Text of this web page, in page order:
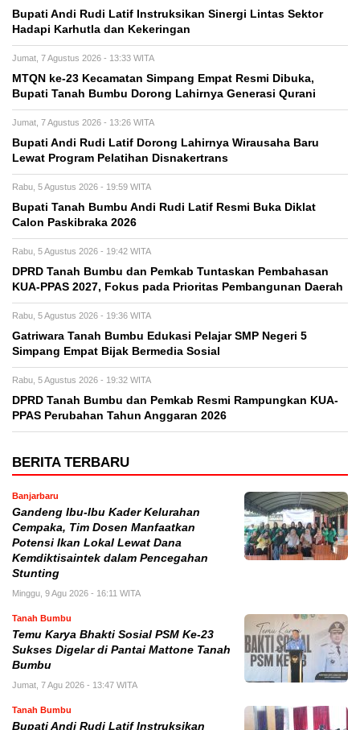
Bupati Andi Rudi Latif Instruksikan Sinergi Lintas Sektor
Hadapi Karhutla dan Kekeringan
Jumat, 7 Agustus 2026 - 13:33 WITA
MTQN ke-23 Kecamatan Simpang Empat Resmi Dibuka,
Bupati Tanah Bumbu Dorong Lahirnya Generasi Qurani
Jumat, 7 Agustus 2026 - 13:26 WITA
Bupati Andi Rudi Latif Dorong Lahirnya Wirausaha Baru
Lewat Program Pelatihan Disnakertrans
Rabu, 5 Agustus 2026 - 19:59 WITA
Bupati Tanah Bumbu Andi Rudi Latif Resmi Buka Diklat
Calon Paskibraka 2026
Rabu, 5 Agustus 2026 - 19:42 WITA
DPRD Tanah Bumbu dan Pemkab Tuntaskan Pembahasan
KUA-PPAS 2027, Fokus pada Prioritas Pembangunan Daerah
Rabu, 5 Agustus 2026 - 19:36 WITA
Gatriwara Tanah Bumbu Edukasi Pelajar SMP Negeri 5
Simpang Empat Bijak Bermedia Sosial
Rabu, 5 Agustus 2026 - 19:32 WITA
DPRD Tanah Bumbu dan Pemkab Resmi Rampungkan KUA-
PPAS Perubahan Tahun Anggaran 2026
BERITA TERBARU
Banjarbaru
Gandeng Ibu-Ibu Kader Kelurahan
Cempaka, Tim Dosen Manfaatkan
Potensi Ikan Lokal Lewat Dana
Kemdiktisaintek dalam Pencegahan
Stunting
Minggu, 9 Agu 2026 - 16:11 WITA
Tanah Bumbu
Temu Karya Bhakti Sosial PSM Ke-23
Sukses Digelar di Pantai Mattone Tanah
Bumbu
Jumat, 7 Agu 2026 - 13:47 WITA
Tanah Bumbu
Bupati Andi Rudi Latif Instruksikan